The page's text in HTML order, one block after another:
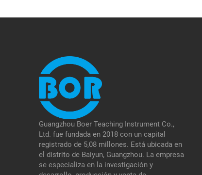
Guangzhou Boer Teaching Instrument Co.,
Ltd. fue fundada en 2018 con un capital
registrado de 5,08 millones. Está ubicada en
el distrito de Baiyun, Guangzhou. La empresa
se especializa en la investigación y